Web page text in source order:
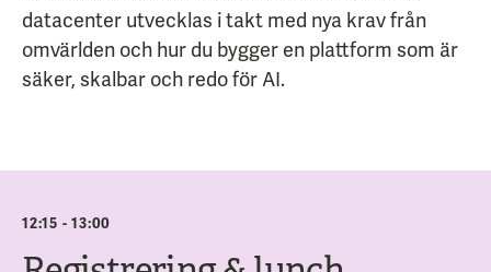
datacenter utvecklas i takt med nya krav från
omvärlden och hur du bygger en plattform som är
säker, skalbar och redo för AI.
12:15 - 13:00